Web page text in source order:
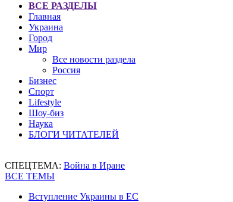
ВСЕ РАЗДЕЛЫ
Главная
Украина
Город
Мир
Все новости раздела
Россия
Бизнес
Спорт
Lifestyle
Шоу-биз
Наука
БЛОГИ ЧИТАТЕЛЕЙ
СПЕЦТЕМА: Война в Иране
ВСЕ ТЕМЫ
Вступление Украины в ЕС